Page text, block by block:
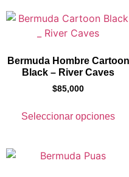
Bermuda Hombre Cartoon
Black – River Caves
$85,000
Seleccionar opciones